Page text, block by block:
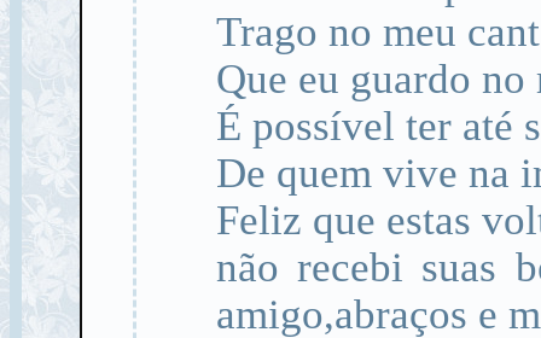
Trago no meu
Que eu guardo no
É possível ter até
De quem vive na
Feliz que estas
não recebi suas
amigo,abraços e